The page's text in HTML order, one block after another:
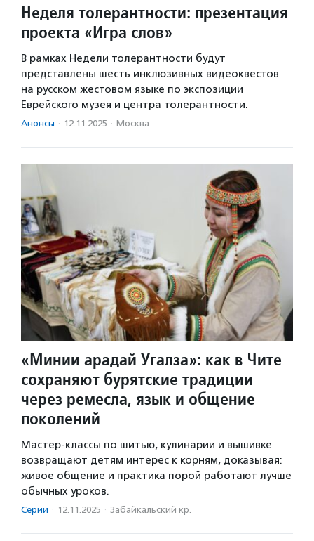
Неделя толерантности: презентация
проекта «Игра слов»
В рамках Недели толерантности будут
представлены шесть инклюзивных видеоквестов
на русском жестовом языке по экспозиции
Еврейского музея и центра толерантности.
Анонсы · 12.11.2025 · Москва
«Минии арадай Угалза»: как в Чите
сохраняют бурятские традиции
через ремесла, язык и общение
поколений
Мастер-классы по шитью, кулинарии и вышивке
возвращают детям интерес к корням, доказывая:
живое общение и практика порой работают лучше
обычных уроков.
Серии · 12.11.2025 · Забайкальский кр.